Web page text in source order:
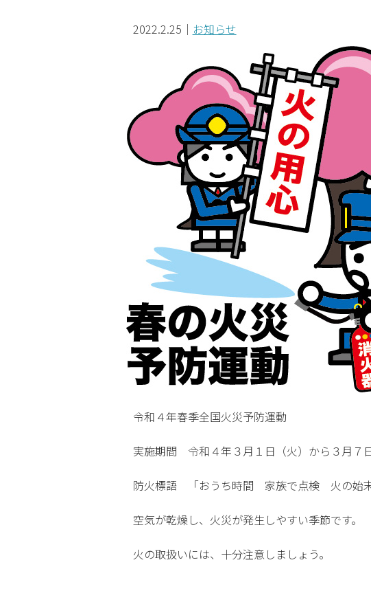
2022.2.25 ｜ お知らせ
令和４年春季全国火災予防運動
実施期間 令和４年３月１日（火）から３月７日
防火標語 「おうち時間 家族で点検 火の始末
空気が乾燥し、火災が発生しやすい季節です。
火の取扱いには、十分注意しましょう。